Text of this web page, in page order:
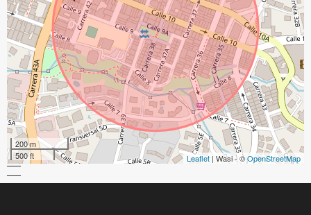
200 m
500 ft
Leaflet | Wasi - ©OpenStreetMap